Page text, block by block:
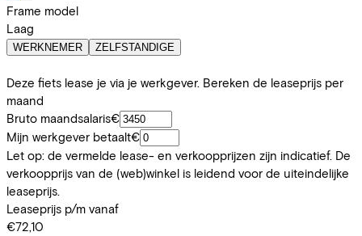
Frame model
Laag
WERKNEMER ZELFSTANDIGE
Deze fiets lease je via je werkgever. Bereken de leaseprijs per
maand
Bruto maandsalaris€
Mijn werkgever betaalt€
Let op: de vermelde lease- en verkoopprijzen zijn indicatief. De
verkoopprijs van de (web)winkel is leidend voor de uiteindelijke
leaseprijs.
Leaseprijs p/m vanaf
€72,10